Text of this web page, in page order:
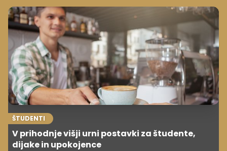
pravočasno in premišljeno načrtovati. Preverite, kje iskati
nasvete in vire, ki vam lahko pomagajo.
ŠTUDENTI
V prihodnje višji urni postavki za študente,
dijake in upokojence